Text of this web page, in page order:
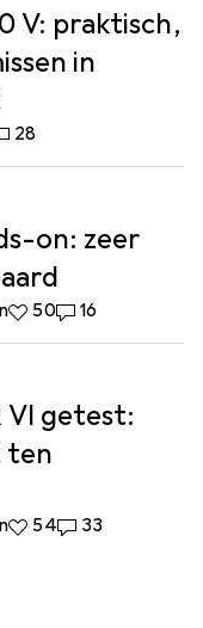
V: praktisch,
in
Reacties
28
on: zeer
50 Likes
5016 Reacties
16
VI getest:
ten
54 Likes
5433 Reacties
33